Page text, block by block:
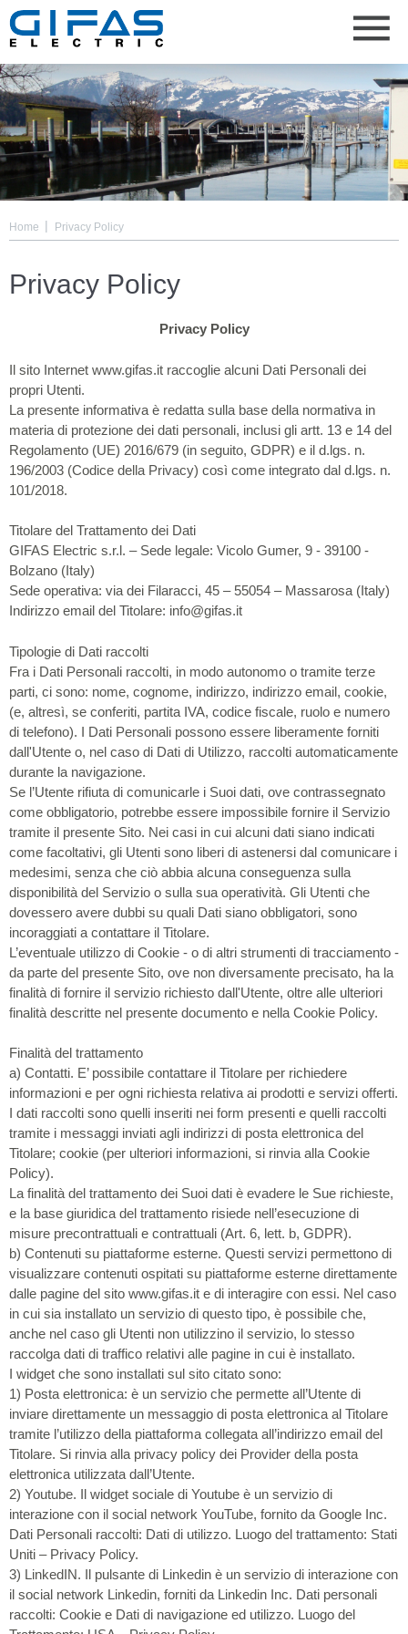
Home | Privacy Policy
Privacy Policy
Privacy Policy
Il sito Internet www.gifas.it raccoglie alcuni Dati Personali dei
propri Utenti.
La presente informativa è redatta sulla base della normativa in
materia di protezione dei dati personali, inclusi gli artt. 13 e 14 del
Regolamento (UE) 2016/679 (in seguito, GDPR) e il d.lgs. n.
196/2003 (Codice della Privacy) così come integrato dal d.lgs. n.
101/2018.
Titolare del Trattamento dei Dati
GIFAS Electric s.r.l. – Sede legale: Vicolo Gumer, 9 - 39100 -
Bolzano (Italy)
Sede operativa: via dei Filaracci, 45 – 55054 – Massarosa (Italy)
Indirizzo email del Titolare: info@gifas.it
Tipologie di Dati raccolti
Fra i Dati Personali raccolti, in modo autonomo o tramite terze
parti, ci sono: nome, cognome, indirizzo, indirizzo email, cookie,
(e, altresì, se conferiti, partita IVA, codice fiscale, ruolo e numero
di telefono). I Dati Personali possono essere liberamente forniti
dall'Utente o, nel caso di Dati di Utilizzo, raccolti automaticamente
durante la navigazione.
Se l’Utente rifiuta di comunicarle i Suoi dati, ove contrassegnato
come obbligatorio, potrebbe essere impossibile fornire il Servizio
tramite il presente Sito. Nei casi in cui alcuni dati siano indicati
come facoltativi, gli Utenti sono liberi di astenersi dal comunicare i
medesimi, senza che ciò abbia alcuna conseguenza sulla
disponibilità del Servizio o sulla sua operatività. Gli Utenti che
dovessero avere dubbi su quali Dati siano obbligatori, sono
incoraggiati a contattare il Titolare.
L’eventuale utilizzo di Cookie - o di altri strumenti di tracciamento -
da parte del presente Sito, ove non diversamente precisato, ha la
finalità di fornire il servizio richiesto dall'Utente, oltre alle ulteriori
finalità descritte nel presente documento e nella Cookie Policy.
Finalità del trattamento
a) Contatti. E’ possibile contattare il Titolare per richiedere
informazioni e per ogni richiesta relativa ai prodotti e servizi offerti.
I dati raccolti sono quelli inseriti nei form presenti e quelli raccolti
tramite i messaggi inviati agli indirizzi di posta elettronica del
Titolare; cookie (per ulteriori informazioni, si rinvia alla Cookie
Policy).
La finalità del trattamento dei Suoi dati è evadere le Sue richieste,
e la base giuridica del trattamento risiede nell’esecuzione di
misure precontrattuali e contrattuali (Art. 6, lett. b, GDPR).
b) Contenuti su piattaforme esterne. Questi servizi permettono di
visualizzare contenuti ospitati su piattaforme esterne direttamente
dalle pagine del sito www.gifas.it e di interagire con essi. Nel caso
in cui sia installato un servizio di questo tipo, è possibile che,
anche nel caso gli Utenti non utilizzino il servizio, lo stesso
raccolga dati di traffico relativi alle pagine in cui è installato.
I widget che sono installati sul sito citato sono:
1) Posta elettronica: è un servizio che permette all’Utente di
inviare direttamente un messaggio di posta elettronica al Titolare
tramite l’utilizzo della piattaforma collegata all’indirizzo email del
Titolare. Si rinvia alla privacy policy dei Provider della posta
elettronica utilizzata dall’Utente.
2) Youtube. Il widget sociale di Youtube è un servizio di
interazione con il social network YouTube, fornito da Google Inc.
Dati Personali raccolti: Dati di utilizzo. Luogo del trattamento: Stati
Uniti – Privacy Policy.
3) LinkedIN. Il pulsante di Linkedin è un servizio di interazione con
il social network Linkedin, forniti da Linkedin Inc. Dati personali
raccolti: Cookie e Dati di navigazione ed utilizzo. Luogo del